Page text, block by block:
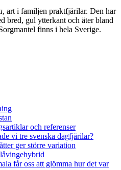
, art i familjen praktfjärilar. Den har
bred, gul ytterkant och äter bland
finns i hela Sverige.
och referenser
vi tre svenska dagfjärilar?
ger större variation
får oss att glömma hur det var